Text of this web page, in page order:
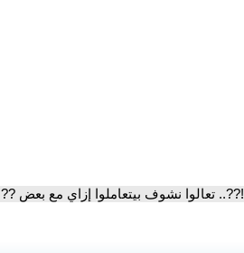
تعالوا نشوف بيتعاملوا إزاي مع بعض ??